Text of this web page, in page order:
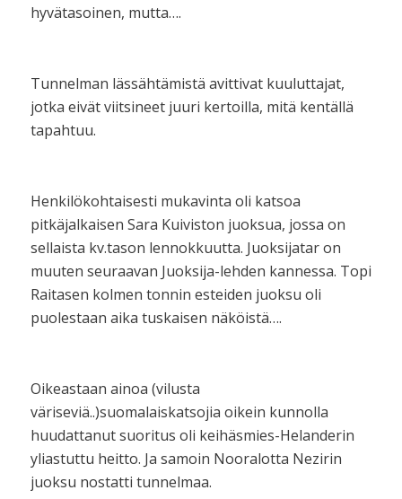
hyvätasoinen, mutta….
Tunnelman lässähtämistä avittivat kuuluttajat,
jotka eivät viitsineet juuri kertoilla, mitä kentällä
tapahtuu.
Henkilökohtaisesti mukavinta oli katsoa
pitkäjalkaisen Sara Kuiviston juoksua, jossa on
sellaista kv.tason lennokkuutta. Juoksijatar on
muuten seuraavan Juoksija-lehden kannessa. Topi
Raitasen kolmen tonnin esteiden juoksu oli
puolestaan aika tuskaisen näköistä….
Oikeastaan ainoa (vilusta
väriseviä..)suomalaiskatsojia oikein kunnolla
huudattanut suoritus oli keihäsmies-Helanderin
yliastuttu heitto. Ja samoin Nooralotta Nezirin
juoksu nostatti tunnelmaa.